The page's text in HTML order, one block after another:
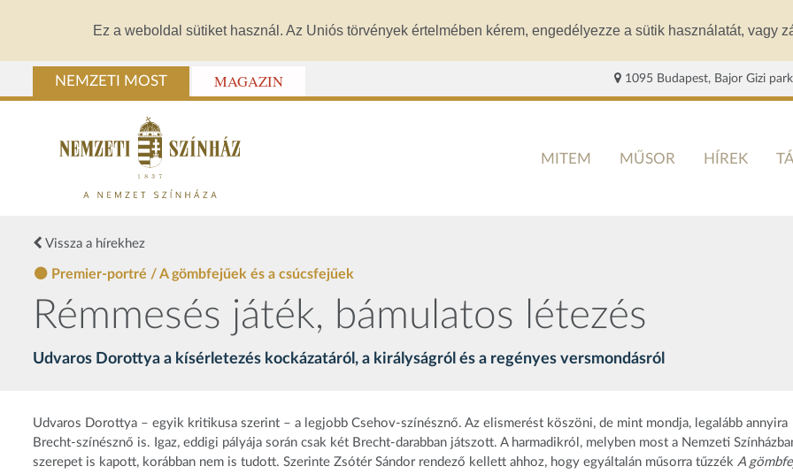
Ez a weboldal sütiket használ. Az Uniós törvények értelmében kérem, engedélyezze a sütik használatát, vagy
NEMZETI MOST MAGAZIN 1095 Budapest, Bajor Gizi
MITEM MŰSOR HÍREK
Vissza a hírekhez
Premier-portré / A gömbfejűek és a csúcsfejűek
Rémmesés játék, bámulatos létezés
Udvaros Dorottya a kísérletezés kockázatáról, a királyságról és a regényes versmondásról
Udvaros Dorottya – egyik kritikusa szerint – a legjobb Csehov-színésznő. Az elismerést köszöni, de mint mondja, legalább annyira
Brecht-színésznő is. Igaz, eddigi pályája során csak két Brecht-darabban játszott. A harmadikról, melyben most a Nemzeti
szerepet is kapott, korábban nem is tudott. Szerinte Zsótér Sándor rendező kellett ahhoz, hogy egyáltalán műsorra tűzzék A